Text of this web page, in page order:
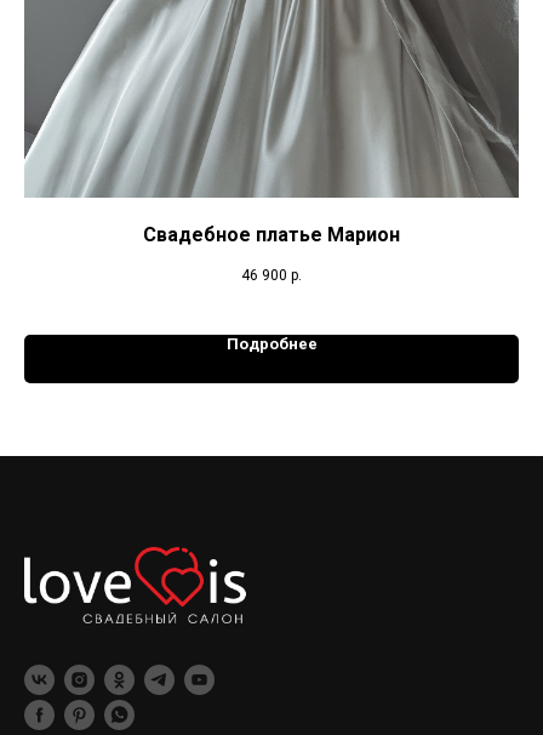
Свадебное платье Марион
46 900 р.
Подробнее